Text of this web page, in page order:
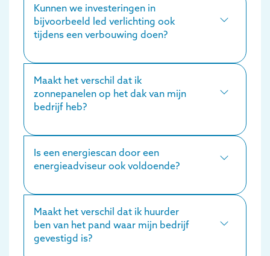
Kunnen we investeringen in
bijvoorbeeld led verlichting ook
tijdens een verbouwing doen?
Maakt het verschil dat ik
zonnepanelen op het dak van mijn
bedrijf heb?
Is een energiescan door een
energieadviseur ook voldoende?
Maakt het verschil dat ik huurder
ben van het pand waar mijn bedrijf
gevestigd is?